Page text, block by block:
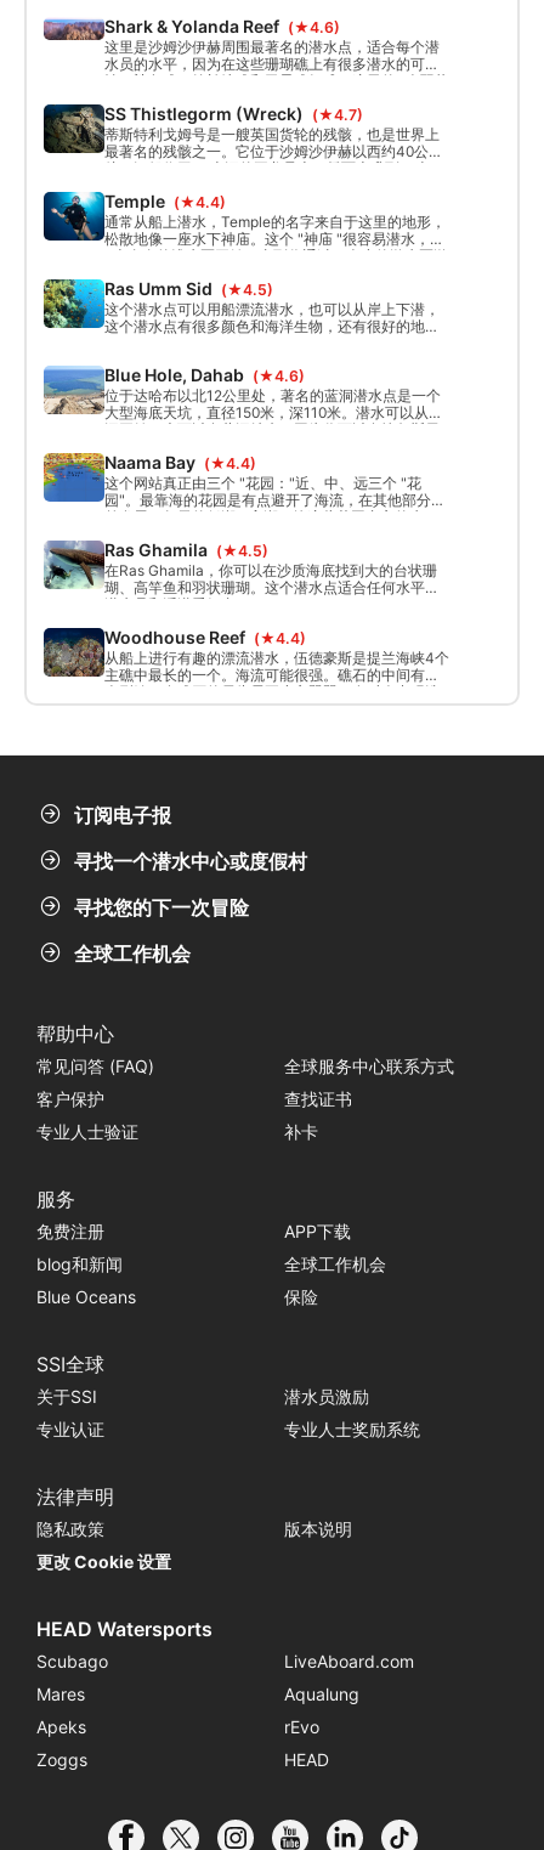
Shark & Yolanda Reef (★4.6)
这里是沙姆沙伊赫周围最著名的潜水点，适合每个潜
水员的水平，因为在这些珊瑚礁上有很多潜水的可能
性。鲨鱼礁、约兰达礁和卫星礁组成了这里的3个羽状
沉船的桅杆。
SS Thistlegorm (Wreck)
(★4.7)
蒂斯特利戈姆号是一艘英国货轮的残骸，也是世界上
最著名的残骸之一。它位于沙姆沙伊赫以西约40公里
处。沉船位于30米深的平龙骨上。桥面上升到17米。
Temple (★4.4)
通常从船上潜水，Temple的名字来自于这里的地形，
松散地像一座水下神庙。这个 "神庙 "很容易潜水，从
6米左右的浅水区开始，直到你通过一个小的游水区游
Ras Umm Sid (★4.5)
这个潜水点可以用船漂流潜水，也可以从岸上下潜，
这个潜水点有很多颜色和海洋生物，还有很好的地
左右的海底下潜。
Blue Hole, Dahab (★4.6)
位于达哈布以北12公里处，著名的蓝洞潜水点是一个
大型海底天坑，直径150米，深110米。潜水可以从蓝
洞开始，也可以在蓝洞结束，因为你可以在埃尔斯贝
水，在蓝洞结束。
Naama Bay (★4.4)
这个网站真正由三个 "花园："近、中、远三个 "花
园"。最靠海的花园是有点避开了海流，在其他部分蓬
勃发展，每天的低潮& 高潮，给这些花园丰富的生
Ras Ghamila (★4.5)
在Ras Ghamila，你可以在沙质海底找到大的台状珊
瑚、高竿鱼和羽状珊瑚。这个潜水点适合任何水平的
潜水员和浮潜爱好者。
Woodhouse Reef (★4.4)
从船上进行有趣的漂流潜水，伍德豪斯是提兰海峡4个
主礁中最长的一个。海流可能很强。礁石的中间有一
个裂缝，在礁石的尽头需要小心翼翼，有时会出现洗
衣机效应。礁石的色彩斑斓!
订阅电子报
寻找一个潜水中心或度假村
寻找您的下一次冒险
全球工作机会
帮助中心
常见问答 (FAQ)
全球服务中心联系方式
客户保护
查找证书
专业人士验证
补卡
服务
免费注册
APP下载
blog和新闻
全球工作机会
Blue Oceans
保险
SSI全球
关于SSI
潜水员激励
专业认证
专业人士奖励系统
法律声明
隐私政策
版本说明
更改 Cookie 设置
HEAD Watersports
Scubago
LiveAboard.com
Mares
Aqualung
Apeks
rEvo
Zoggs
HEAD